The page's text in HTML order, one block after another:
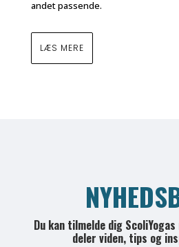
andet passende.
LÆS MERE
Du kan tilmelde dig
deler viden, tips og